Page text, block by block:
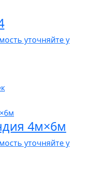
уточняйте у
4м×6м
уточняйте у